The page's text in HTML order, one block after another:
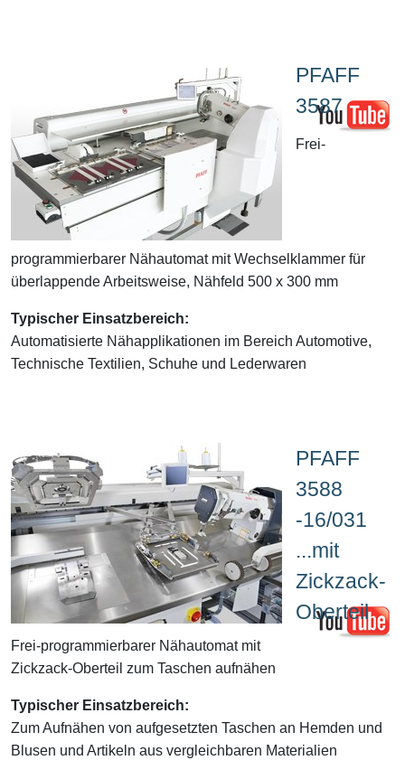
PFAFF
3587
Frei-
programmierbarer Nähautomat mit Wechselklammer für
überlappende Arbeitsweise, Nähfeld 500 x 300 mm
Typischer Einsatzbereich:
Automatisierte Nähapplikationen im Bereich Automotive,
Technische Textilien, Schuhe und Lederwaren
PFAFF
3588
-16/031
...mit
Zickzack-
Oberteil
Frei-programmierbarer Nähautomat mit
Zickzack-Oberteil zum Taschen aufnähen
Typischer Einsatzbereich:
Zum Aufnähen von aufgesetzten Taschen an Hemden und
Blusen und Artikeln aus vergleichbaren Materialien